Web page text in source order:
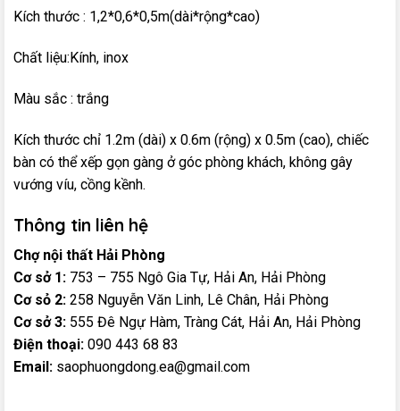
Kích thước : 1,2*0,6*0,5m(dài*rộng*cao)
Chất liệu:Kính, inox
Màu sắc : trắng
Kích thước chỉ 1.2m (dài) x 0.6m (rộng) x 0.5m (cao), chiếc
bàn có thể xếp gọn gàng ở góc phòng khách, không gây
vướng víu, cồng kềnh.
Thông tin liên hệ
Chợ nội thất Hải Phòng
Cơ sở 1: 753 – 755 Ngô Gia Tự, Hải An, Hải Phòng
Cơ sỏ 2: 258 Nguyễn Văn Linh, Lê Chân, Hải Phòng
Cơ sở 3: 555 Đê Ngự Hàm, Tràng Cát, Hải An, Hải Phòng
Điện thoại: 090 443 68 83
Email: saophuongdong.ea@gmail.com